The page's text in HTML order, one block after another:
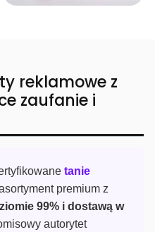
reklamowe z
zaufanie i
tanie
premium z
99% i dostawą w
autorytet